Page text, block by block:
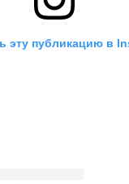
эту публикацию в